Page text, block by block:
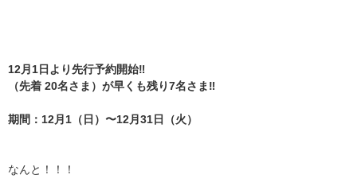
12月1日より先行予約開始‼️
（先着 20名さま）が早くも残り7名さま‼️
期間：12月1（日）〜12月31日（火）
なんと！！！